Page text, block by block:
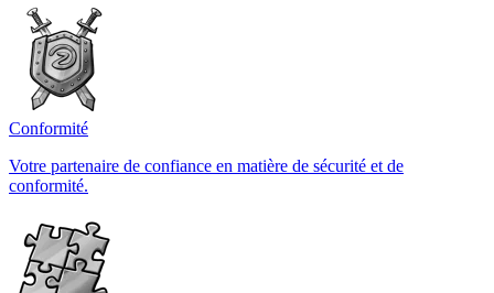
Conformité
Votre partenaire de confiance en matière de sécurité et de
conformité.